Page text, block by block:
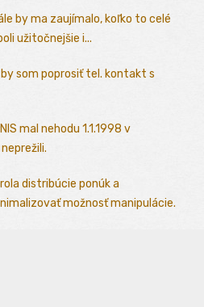
by ma zaujímalo, koľko to celé
užitočnejšie i...
by som poprosiť tel. kontakt s
mal nehodu 1.1.1998 v
distribúcie ponúk a
možnosť manipulácie.